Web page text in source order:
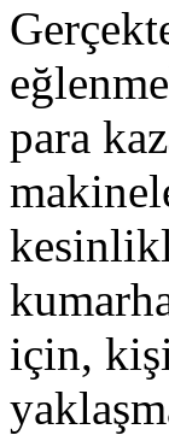
para
için,